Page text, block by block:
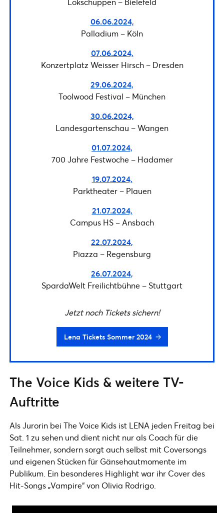
06.06.2024,
Palladium – Köln
07.06.2024,
Konzertplatz Weisser Hirsch – Dresden
29.06.2024,
Toolwood Festival – München
30.06.2024,
Landesgartenschau – Wangen
01.07.2024,
700 Jahre Festwoche – Hadamer
19.07.2024,
Parktheater – Plauen
21.07.2024,
Campus HS – Ansbach
22.07.2024,
Piazza – Regensburg
26.07.2024,
SpardaWelt Freilichtbühne – Stuttgart
Jetzt noch Tickets sichern!
Lena Tickets Sommer 2024
The Voice Kids & weitere TV-
Auftritte
Als Jurorin bei The Voice Kids ist LENA jeden Freitag bei
Sat. 1 zu sehen und dient nicht nur als Coach für die
Teilnehmer, sondern sorgt auch selbst mit Coversongs
und eigenen Stücken für Gänsehautmomente im
Publikum. Ein besonderes Highlight war ihr Cover des
Hit-Songs „Vampire“ von Olivia Rodrigo.